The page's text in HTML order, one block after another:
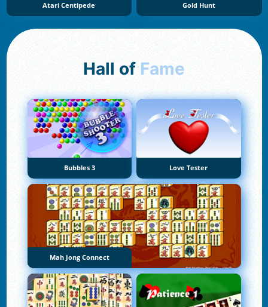
Atari Centipede Gold Hunt
Hall of Fame
Bubbles 3 Love Tester
Mah Jong Connect